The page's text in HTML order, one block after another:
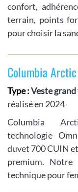
confort,
terrain, points
pour choisir la
Columbia
Type :Veste
réalisé en 2024
Columbia
technologie
duvet 700 CUIN
premium.
technique pour